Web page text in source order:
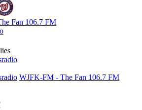
Fan 106.7 FM
WJFK-FM - The Fan 106.7 FM